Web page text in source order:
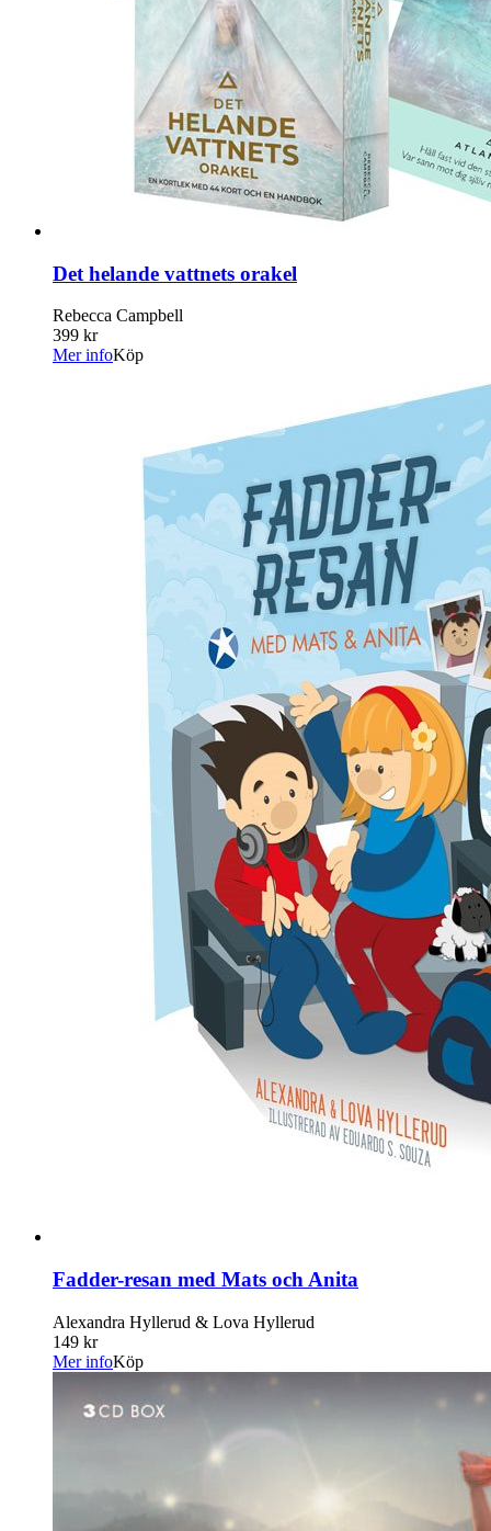
Det helande vattnets orakel
Rebecca Campbell
399 kr
Mer infoKöp
Fadder-resan med Mats och Anita
Alexandra Hyllerud & Lova Hyllerud
149 kr
Mer infoKöp